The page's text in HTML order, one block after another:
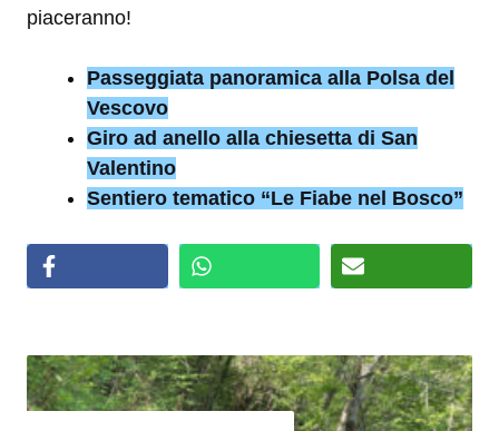
piaceranno!
Passeggiata panoramica alla Polsa del
Vescovo
Giro ad anello alla chiesetta di San
Valentino
Sentiero tematico “Le Fiabe nel Bosco”